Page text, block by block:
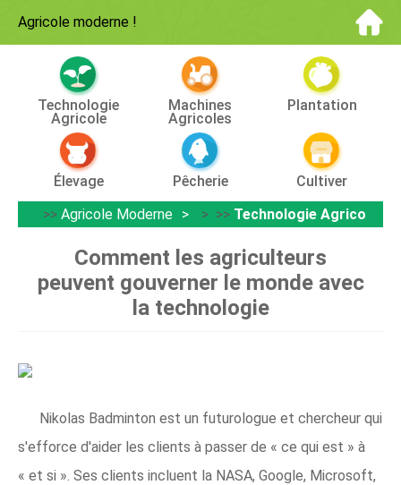
Agricole moderne !
Technologie
Agricole
Machines
Agricoles
Plantation
Élevage Pêcherie
Cultiver
>> Agricole Moderne > >> Technologie Agricole
Comment les agriculteurs
peuvent gouverner le monde avec
la technologie
Nikolas Badminton est un futurologue et chercheur qui
s'efforce d'aider les clients à passer de « ce qui est » à
« et si ». Ses clients incluent la NASA, Google, Microsoft,